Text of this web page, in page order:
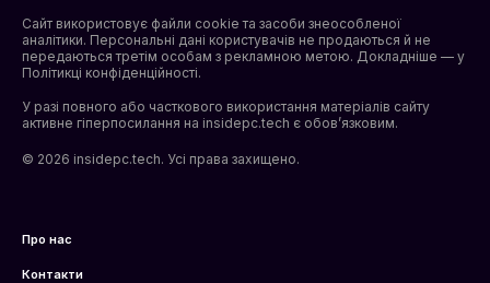
Сайт використовує файли cookie та засоби знеособленої
аналітики. Персональні дані користувачів не продаються й не
передаються третім особам з рекламною метою. Докладніше — у
Політикці конфіденційності.
У разі повного або часткового використання матеріалів сайту
активне гіперпосилання на insidepc.tech є обов’язковим.
© 2026 insidepc.tech. Усі права захищено.
Про нас
Контакти